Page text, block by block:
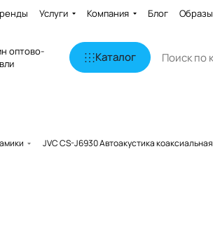
Услуги Компания Блог Образы
оптово-
Каталог
JVC CS-J6930 Автоакустика коаксиальная